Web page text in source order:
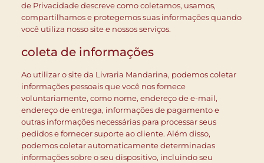
de Privacidade descreve como coletamos, usamos,
compartilhamos e protegemos suas informações quando
você utiliza nosso site e nossos serviços.
coleta de informações
Ao utilizar o site da Livraria Mandarina, podemos coletar
informações pessoais que você nos fornece
voluntariamente, como nome, endereço de e-mail,
endereço de entrega, informações de pagamento e
outras informações necessárias para processar seus
pedidos e fornecer suporte ao cliente. Além disso,
podemos coletar automaticamente determinadas
informações sobre o seu dispositivo, incluindo seu